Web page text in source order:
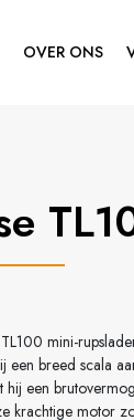
OVER ONS
mini-
een breed scala
hij een
krachtige motor